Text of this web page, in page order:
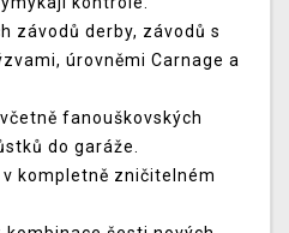
závodů derby, závodů s
úrovněmi Carnage a
fanouškovských
do garáže.
kompletně zničitelném